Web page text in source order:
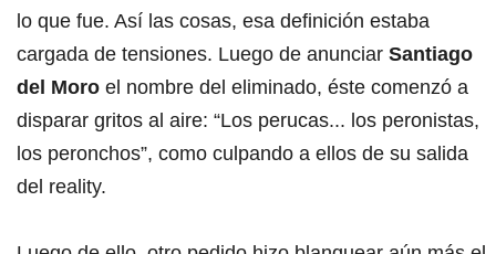
lo que fue. Así las cosas, esa definición estaba
cargada de tensiones. Luego de anunciar Santiago
del Moro el nombre del eliminado, éste comenzó a
disparar gritos al aire: “Los perucas... los peronistas,
los peronchos”, como culpando a ellos de su salida
del reality.